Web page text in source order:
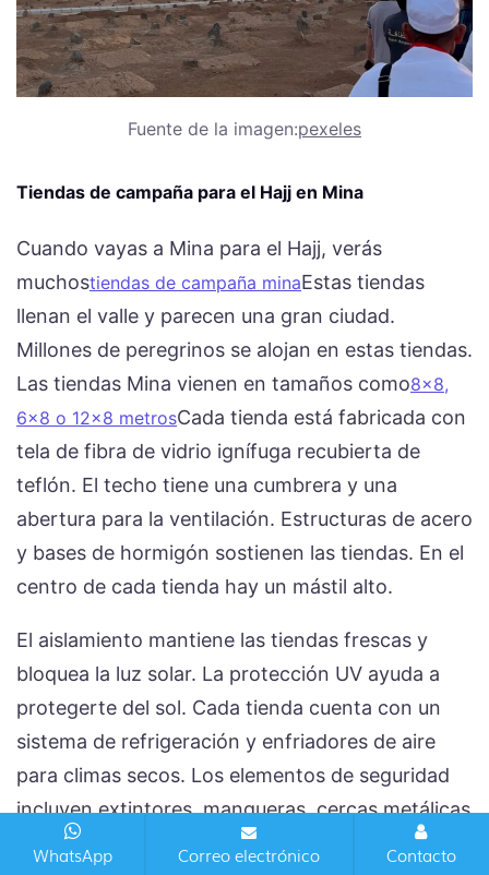
Fuente de la imagen:pexeles
Tiendas de campaña para el Hajj en Mina
Cuando vayas a Mina para el Hajj, verás
muchostiendas de campaña minaEstas tiendas
llenan el valle y parecen una gran ciudad.
Millones de peregrinos se alojan en estas tiendas.
Las tiendas Mina vienen en tamaños como8x8,
6x8 o 12x8 metrosCada tienda está fabricada con
tela de fibra de vidrio ignífuga recubierta de
teflón. El techo tiene una cumbrera y una
abertura para la ventilación. Estructuras de acero
y bases de hormigón sostienen las tiendas. En el
centro de cada tienda hay un mástil alto.
El aislamiento mantiene las tiendas frescas y
bloquea la luz solar. La protección UV ayuda a
protegerte del sol. Cada tienda cuenta con un
sistema de refrigeración y enfriadores de aire
para climas secos. Los elementos de seguridad
incluyen extintores, mangueras, cercas metálicas
y salidas de emergencia. Senderos pavimentados
WhatsApp Correo electrónico Contacto